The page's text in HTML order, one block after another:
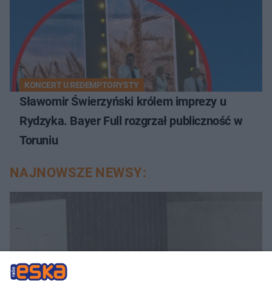
KONCERT U REDEMPTORYSTY
Sławomir Świerzyński królem imprezy u
Rydzyka. Bayer Full rozgrzał publiczność w
Toruniu
NAJNOWSZE NEWSY: